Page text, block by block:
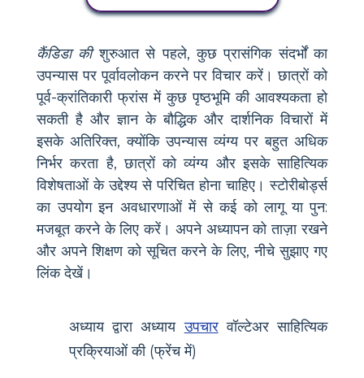
कैंडिडा कीशुरुआत से पहले, कुछ प्रासंगिक संदर्भों का
उपन्यास पर पूर्वावलोकन करने पर विचार करें। छात्रों को
पूर्व-क्रांतिकारी फ्रांस में कुछ पृष्ठभूमि की आवश्यकता हो
सकती है और ज्ञान के बौद्धिक और दार्शनिक विचारों में
इसके अतिरिक्त, क्योंकि उपन्यास व्यंग्य पर बहुत अधिक
निर्भर करता है, छात्रों को व्यंग्य और इसके साहित्यिक
विशेषताओं के उद्देश्य से परिचित होना चाहिए। स्टोरीबोर्ड्स
का उपयोग इन अवधारणाओं में से कई को लागू या पुन:
मजबूत करने के लिए करें। अपने अध्यापन को ताज़ा रखने
और अपने शिक्षण को सूचित करने के लिए, नीचे सुझाए गए
लिंक देखें।
अध्याय द्वारा अध्यायउपचारवॉल्टेअर साहित्यिक
प्रक्रियाओं की (फ्रेंच में)